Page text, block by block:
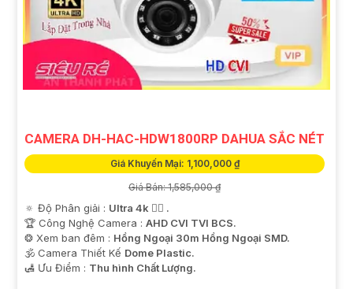
CAMERA DH-HAC-HDW1800RP DAHUA SẮC NÉT
Giá Khuyến Mại: 1,100,000 ₫
Giá Bán: 1,585,000 ₫
🔅 Độ Phân giải : Ultra 4k 👍🏾 .
🏆 Công Nghệ Camera : AHD CVI TVI BCS.
❂ Xem ban đêm : Hồng Ngoại 30m Hồng Ngoại SMD.
🕉️ Camera Thiết Kế Dome Plastic.
️🛃 Ưu Điểm : Thu hình Chất Lượng.